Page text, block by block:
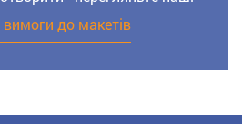
вимоги до макетів